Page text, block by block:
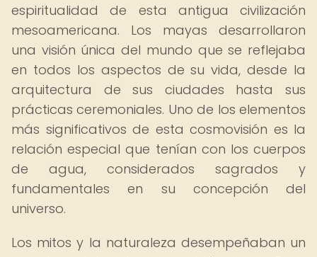
espiritualidad de esta antigua civilización
mesoamericana. Los mayas desarrollaron
una visión única del mundo que se reflejaba
en todos los aspectos de su vida, desde la
arquitectura de sus ciudades hasta sus
prácticas ceremoniales. Uno de los elementos
más significativos de esta cosmovisión es la
relación especial que tenían con los cuerpos
de agua, considerados sagrados y
fundamentales en su concepción del
universo.
Los mitos y la naturaleza desempeñaban un